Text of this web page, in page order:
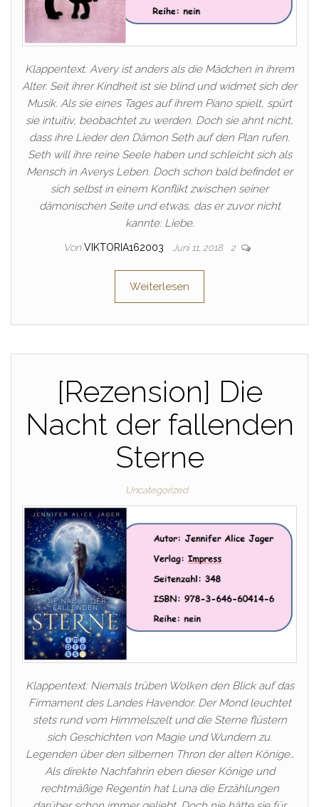
Klappentext: Avery ist anders als die Mädchen in ihrem
Alter. Seit ihrer Kindheit ist sie blind und widmet sich der
Musik. Als sie eines Tages auf ihrem Piano spielt, spürt
sie intuitiv, beobachtet zu werden. Doch sie ahnt nicht,
dass ihre Lieder den Dämon Seth auf den Plan rufen.
Seth will ihre reine Seele haben und schleicht sich als
Mensch in Averys Leben. Doch schon bald befindet er
sich selbst in einem Konflikt zwischen seiner
dämonischen Seite und etwas, das er zuvor nicht
kannte: Liebe.
Von VIKTORIA162003 Juni 11, 2018 2
Weiterlesen
[Rezension] Die
Nacht der fallenden
Sterne
Uncategorized
Klappentext: Niemals trüben Wolken den Blick auf das
Firmament des Landes Havendor. Der Mond leuchtet
stets rund vom Himmelszelt und die Sterne flüstern
sich Geschichten von Magie und Wundern zu.
Legenden über den silbernen Thron der alten Könige…
Als direkte Nachfahrin eben dieser Könige und
rechtmäßige Regentin hat Luna die Erzählungen